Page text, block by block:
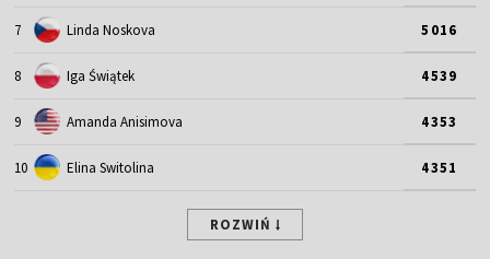
7 Linda Noskova 5016
8 Iga Świątek 4539
9 Amanda Anisimova 4353
10 Elina Switolina 4351
ROZWIŃ